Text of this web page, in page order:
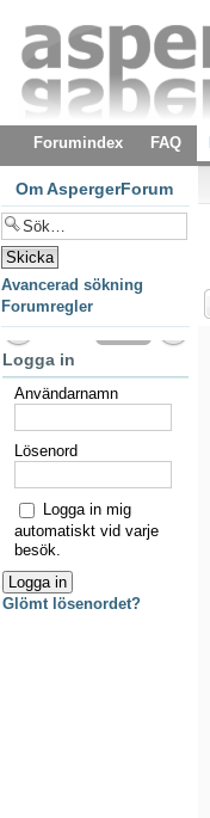
Forumindex FAQ
Om AspergerForum
Avancerad sökning
Forumregler
Logga in
Användarnamn
Lösenord
Logga in mig
automatiskt vid varje
besök.
Glömt lösenordet?